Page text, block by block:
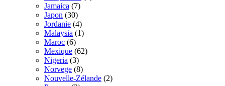
Jamaica (7)
Japon (30)
Jordanie (4)
Malaysia (1)
Maroc (6)
Mexique (62)
Nigeria (3)
Norvege (8)
Nouvelle-Zélande (2)